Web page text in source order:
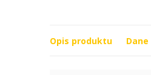
Opis produktu